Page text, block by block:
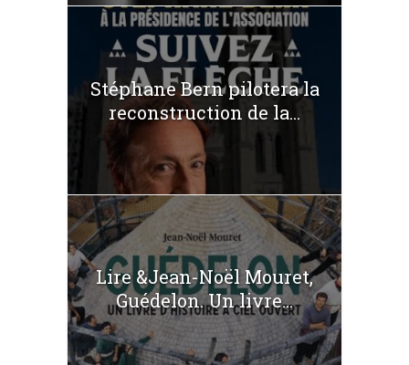
Stéphane Bern pilotera la
reconstruction de la...
Lire &Jean-Noël Mouret,
Guédelon. Un livre...